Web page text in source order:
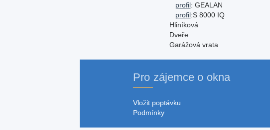
profil: GEALAN
profil:S 8000 IQ
Hliníková
Dveře
Garážová vrata
Pro zájemce o okna
Vložit poptávku
Podmínky